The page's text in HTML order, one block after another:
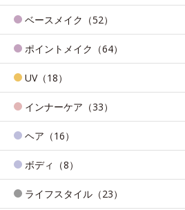
ベースメイク（52）
ポイントメイク（64）
UV（18）
インナーケア（33）
ヘア（16）
ボディ（8）
ライフスタイル（23）